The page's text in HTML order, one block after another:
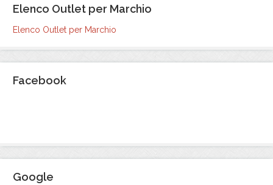
Elenco Outlet per Marchio
Elenco Outlet per Marchio
Facebook
Google